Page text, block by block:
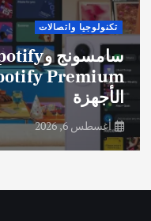
تكنولوجيا واتصالات
الأجهزة
أغسطس 6, 2026